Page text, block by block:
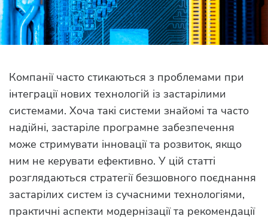
Компанії часто стикаються з проблемами при
інтеграції нових технологій із застарілими
системами. Хоча такі системи знайомі та часто
надійні, застаріле програмне забезпечення
може стримувати інновації та розвиток, якщо
ним не керувати ефективно. У цій статті
розглядаються стратегії безшовного поєднання
застарілих систем із сучасними технологіями,
практичні аспекти модернізації та рекомендації